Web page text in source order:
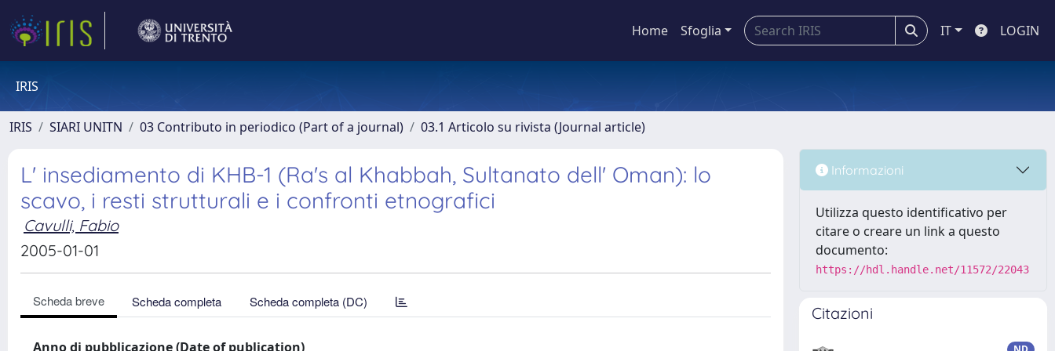
Home Sfoglia IT LOGIN
IRIS
IRIS SIARI UNITN 03 Contributo in periodico (Part of a journal) 03.1 Articolo su rivista (Journal article)
L' insediamento di KHB-1 (Ra's al Khabbah, Sultanato dell' Oman): lo
scavo, i resti strutturali e i confronti etnografici
Cavulli, Fabio
2005-01-01
Scheda breve Scheda completa Scheda completa (DC)
Anno di pubblicazione (Date of publication)
Informazioni
Utilizza questo identificativo per
citare o creare un link a questo
documento:
https://hdl.handle.net/11572/22043
Citazioni